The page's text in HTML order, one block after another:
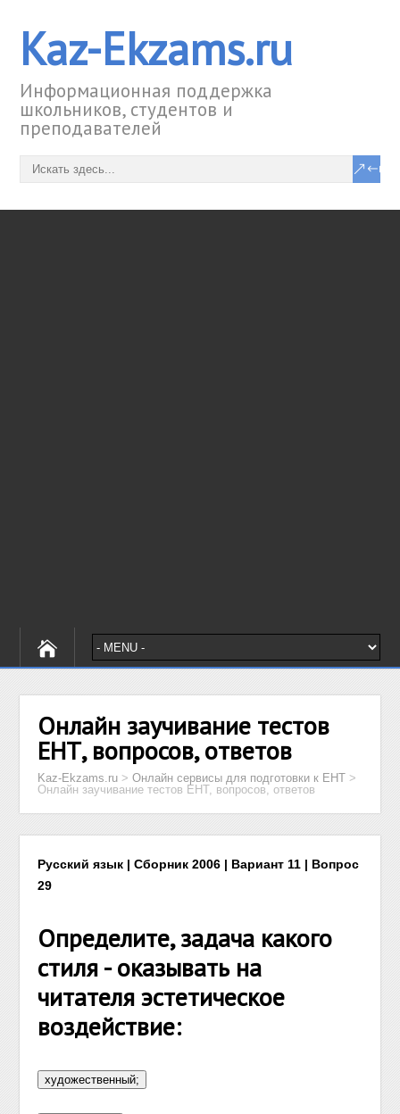
Kaz-Ekzams.ru
Информационная поддержка
школьников, студентов и
преподавателей
Онлайн заучивание тестов
ЕНТ, вопросов, ответов
Kaz-Ekzams.ru >Онлайн сервисы для подготовки к ЕНТ >
Онлайн заучивание тестов ЕНТ, вопросов, ответов
Русский язык | Сборник 2006 | Вариант 11 | Вопрос
29
Определите, задача какого
стиля - оказывать на
читателя эстетическое
воздействие: